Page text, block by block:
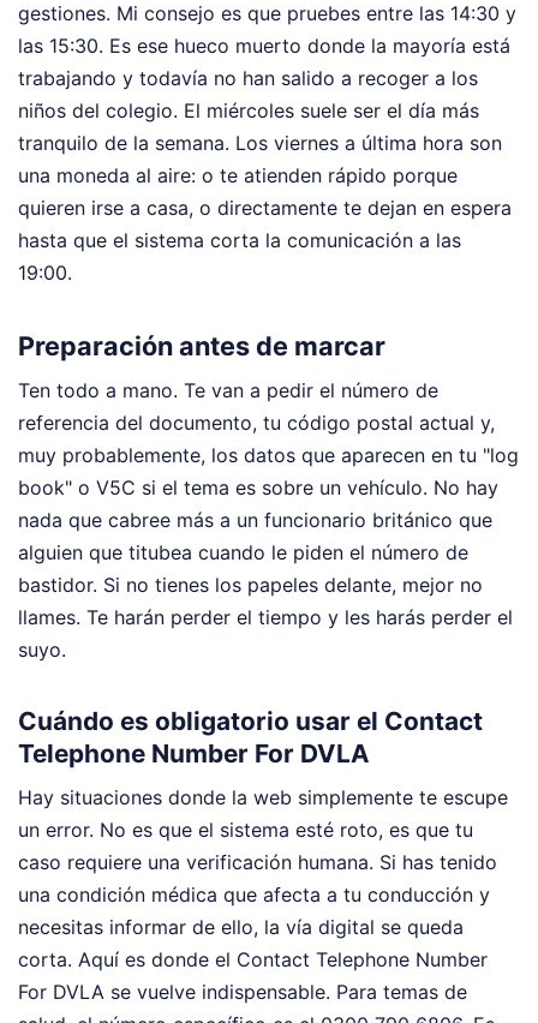
gestiones. Mi consejo es que pruebes entre las 14:30 y
las 15:30. Es ese hueco muerto donde la mayoría está
trabajando y todavía no han salido a recoger a los
niños del colegio. El miércoles suele ser el día más
tranquilo de la semana. Los viernes a última hora son
una moneda al aire: o te atienden rápido porque
quieren irse a casa, o directamente te dejan en espera
hasta que el sistema corta la comunicación a las
19:00.
Preparación antes de marcar
Ten todo a mano. Te van a pedir el número de
referencia del documento, tu código postal actual y,
muy probablemente, los datos que aparecen en tu "log
book" o V5C si el tema es sobre un vehículo. No hay
nada que cabree más a un funcionario británico que
alguien que titubea cuando le piden el número de
bastidor. Si no tienes los papeles delante, mejor no
llames. Te harán perder el tiempo y les harás perder el
suyo.
Cuándo es obligatorio usar el Contact
Telephone Number For DVLA
Hay situaciones donde la web simplemente te escupe
un error. No es que el sistema esté roto, es que tu
caso requiere una verificación humana. Si has tenido
una condición médica que afecta a tu conducción y
necesitas informar de ello, la vía digital se queda
corta. Aquí es donde el Contact Telephone Number
For DVLA se vuelve indispensable. Para temas de